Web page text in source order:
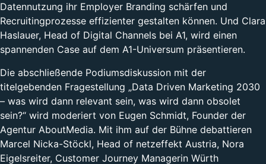
Datennutzung ihr Employer Branding schärfen und
Recruitingprozesse effizienter gestalten können. Und Clara
Haslauer, Head of Digital Channels bei A1, wird einen
spannenden Case auf dem A1-Universum präsentieren.
Die abschließende Podiumsdiskussion mit der
titelgebenden Fragestellung „Data Driven Marketing 2030
– was wird dann relevant sein, was wird dann obsolet
sein?“ wird moderiert von Eugen Schmidt, Founder der
Agentur AboutMedia. Mit ihm auf der Bühne debattieren
Marcel Nicka-Stöckl, Head of netzeffekt Austria, Nora
Eigelsreiter, Customer Journey Managerin Würth